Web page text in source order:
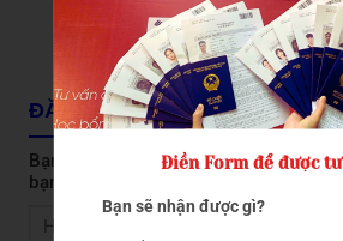
ĐĂNG KÝ NHẬN TƯ VẤN
Bạn vui lòng để lại số điện thoại,
bạn ngay
Điền Form để được
Bạn sẽ nhận được gì?